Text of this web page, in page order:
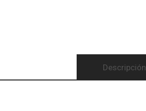
Descripción